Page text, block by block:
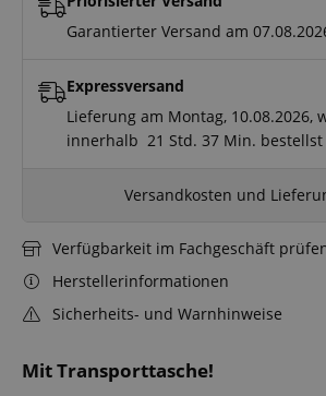
Mit Transporttasche!
Garantierter Versand am
Expressversand
Lieferung am Montag, 10.08.2026,
innerhalb 21 Std. 37 Min. bestellst
Versandkosten und
Verfügbarkeit im Fachgeschäft
Herstellerinformationen
Sicherheits- und Warnhinweise